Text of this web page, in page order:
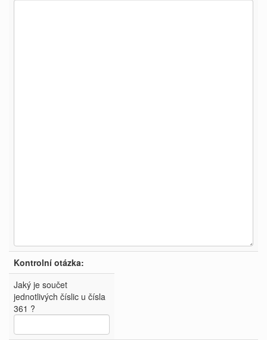
Kontrolní otázka:
Jaký je součet
jednotlivých číslic u čísla
361 ?